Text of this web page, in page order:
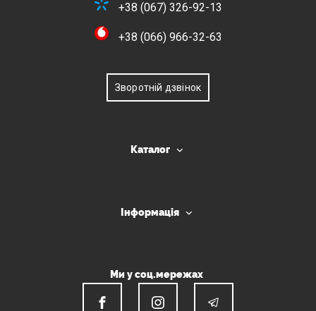
+38 (067) 326-92-13
+38 (066) 966-32-63
Зворотній дзвінок
Каталог
Інформація
Ми у соц.мережах